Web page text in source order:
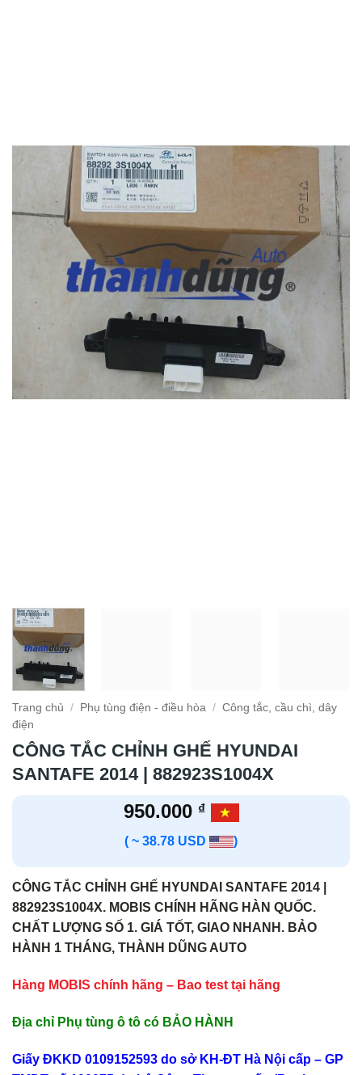
Trang chủ / Phụ tùng điện - điều hòa / Công tắc, cầu chì, dây
điện
CÔNG TẮC CHỈNH GHẾ HYUNDAI
SANTAFE 2014 | 882923S1004X
950.000 ₫
( ~ 38.78 USD )
CÔNG TẮC CHỈNH GHẾ HYUNDAI SANTAFE 2014 |
882923S1004X. MOBIS CHÍNH HÃNG HÀN QUỐC.
CHẤT LƯỢNG SỐ 1. GIÁ TỐT, GIAO NHANH. BẢO
HÀNH 1 THÁNG, THÀNH DŨNG AUTO
Hàng MOBIS chính hãng – Bao test tại hãng
Địa chỉ Phụ tùng ô tô có BẢO HÀNH
Giấy ĐKKD 0109152593 do sở KH-ĐT Hà Nội cấp – GP